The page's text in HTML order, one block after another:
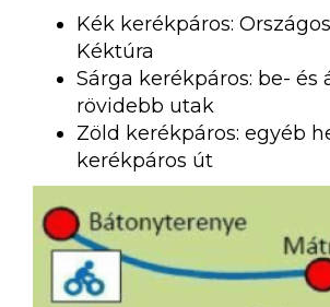
Kék kerékpáros:
Kéktúra
Sárga kerékpáros: be- és
rövidebb utak
Zöld kerékpáros: egyéb
kerékpáros út